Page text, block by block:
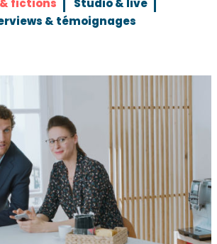
fictions
Studio & live
& témoignages